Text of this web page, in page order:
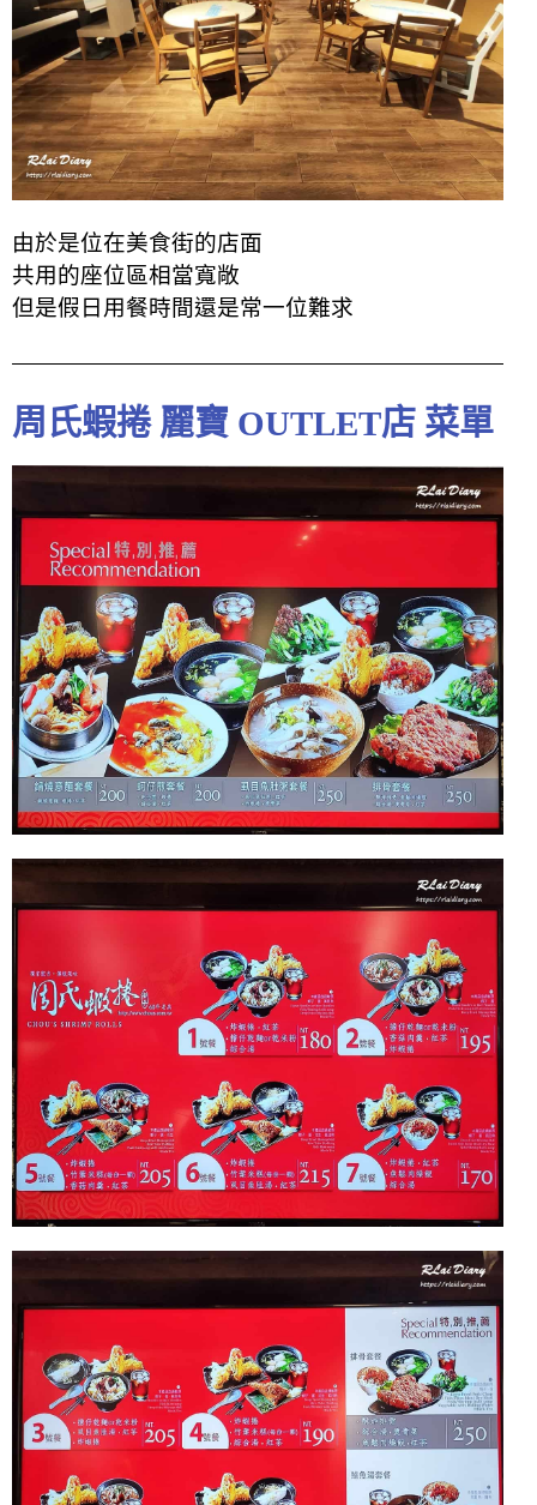
由於是位在美食街的店面
共用的座位區相當寬敞
但是假日用餐時間還是常一位難求
周氏蝦捲 麗寶 OUTLET店 菜單